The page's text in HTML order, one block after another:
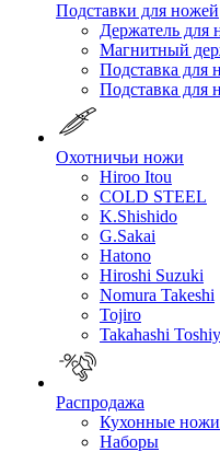
Подставки для ножей
Держатель для
Магнитный
Подставка для
Подставка для
Охотничьи ножи
Hiroo Itou
COLD STEEL
K.Shishido
G.Sakai
Hatono
Hiroshi Suzuki
Nomura Takeshi
Tojiro
Takahashi
Распродажа
Кухонные ножи
Наборы